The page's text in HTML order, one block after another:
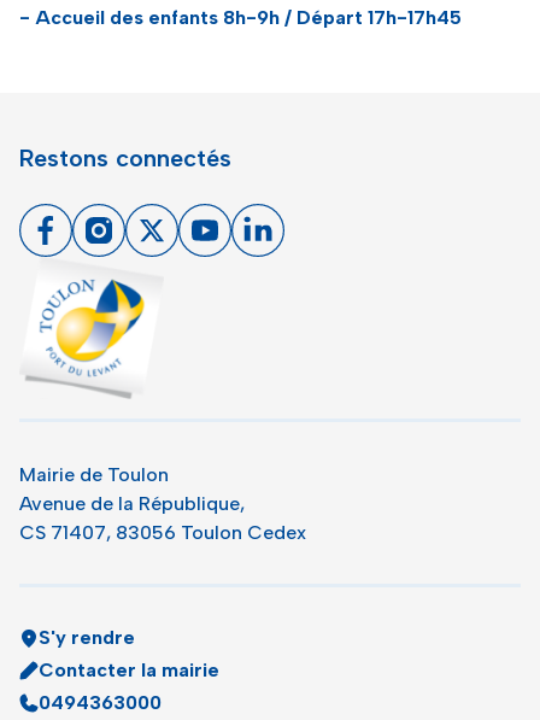
- Accueil des enfants 8h-9h / Départ 17h-17h45
Restons connectés
FacebookInstagram
X YoutubeLinkedin
Mairie de Toulon
Avenue de la République,
CS 71407, 83056 Toulon Cedex
S'y rendre
Contacter la mairie
0494363000